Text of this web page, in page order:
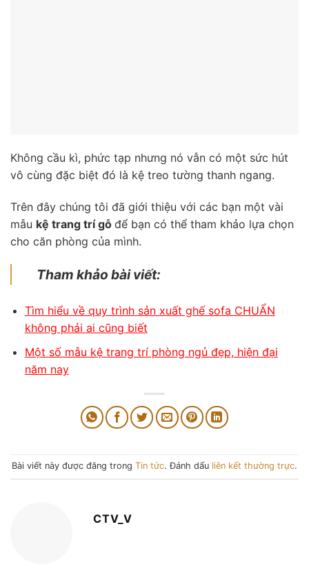
Không cầu kì, phức tạp nhưng nó vẫn có một sức hút
vô cùng đặc biệt đó là kệ treo tường thanh ngang.
Trên đây chúng tôi đã giới thiệu với các bạn một vài
mẫu kệ trang trí gỗ để bạn có thể tham khảo lựa chọn
cho căn phòng của mình.
Tham khảo bài viết:
Tìm hiểu về quy trình sản xuất ghế sofa CHUẨN
không phải ai cũng biết
Một số mẫu kệ trang trí phòng ngủ đẹp, hiện đại
năm nay
Bài viết này được đăng trong Tin tức. Đánh dấu liên kết thường trực.
CTV_V